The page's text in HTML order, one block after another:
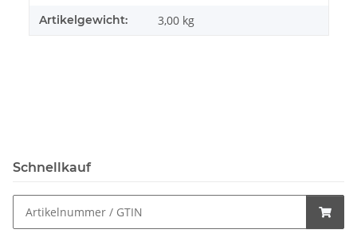
Artikelgewicht: 3,00 kg
Schnellkauf